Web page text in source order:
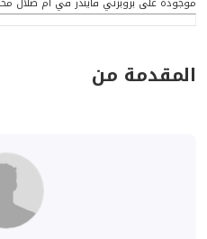
المقدمة من